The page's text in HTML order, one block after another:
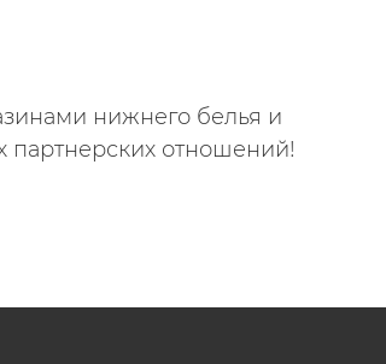
нижнего белья и
партнерских отношений!